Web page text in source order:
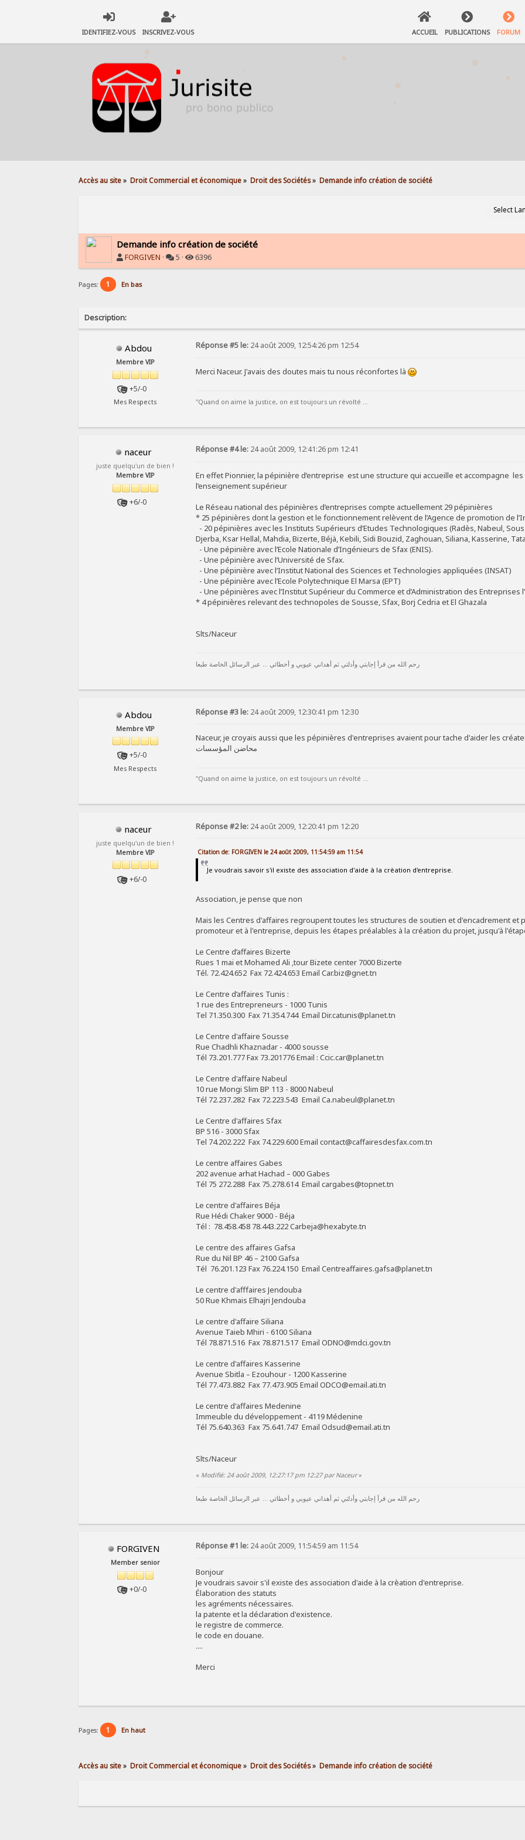
IDENTIFIEZ-VOUS INSCRIVEZ-VOUS ACCUEIL PUBLICATIONS FORUM
Accès au site» Droit Commercial et économique» Droit des Sociétés» Demande info création de société
Demande info création de société
FORGIVEN · 5 · 6396
Pages: 1 En bas
Description:
Abdou
Membre VIP
+5/-0
Mes Respects
Réponse #5 le: 24 août 2009, 12:54:26 pm 12:54
Merci Naceur. J'avais des doutes mais tu nous réconfortes là
"Quand on aime la justice, on est toujours un révolté ...
naceur
juste quelqu'un de bien !
Membre VIP
+6/-0
Réponse #4 le: 24 août 2009, 12:41:26 pm 12:41
En effet Pionnier, la pépinière d’entreprise est une structure qui accueille et accompagne
l’enseignement supérieur
Le Réseau national des pépinières d’entreprises compte actuellement 29 pépinières
* 25 pépinières dont la gestion et le fonctionnement relèvent de l’Agence de promotion de
- 20 pépinières avec les Instituts Supérieurs d’Etudes Technologiques (Radès, Nabeul,
Djerba, Ksar Hellal, Mahdia, Bizerte, Béjà, Kebili, Sidi Bouzid, Zaghouan, Siliana, Kasserine,
- Une pépinière avec l’Ecole Nationale d’Ingénieurs de Sfax (ENIS).
- Une pépinière avec l’Université de Sfax.
- Une pépinière avec l’Institut National des Sciences et Technologies appliquées (INSAT)
- Une pépinière avec l’Ecole Polytechnique El Marsa (EPT)
- Une pépinières avec l’Institut Supérieur du Commerce et d’Administration des Entreprises
* 4 pépinières relevant des technopoles de Sousse, Sfax, Borj Cedria et El Ghazala
Slts/Naceur
رحم الله من قرأ إجابتي وأدلتي ثم أهداني عيوبي و أخطائي ... عبر الرسائل الخاصة طبعا
Abdou
Membre VIP
+5/-0
Mes Respects
Réponse #3 le: 24 août 2009, 12:30:41 pm 12:30
Naceur, je croyais aussi que les pépinières d'entreprises avaient pour tache d'aider les
محاضن المؤسسات
"Quand on aime la justice, on est toujours un révolté ...
naceur
juste quelqu'un de bien !
Membre VIP
+6/-0
Réponse #2 le: 24 août 2009, 12:20:41 pm 12:20
Citation de: FORGIVEN le 24 août 2009, 11:54:59 am 11:54
Je voudrais savoir s'il existe des association d'aide à la crèation d'entreprise.
Association, je pense que non
Mais les Centres d'affaires regroupent toutes les structures de soutien et d'encadrement
promoteur et à l'entreprise, depuis les étapes préalables à la création du projet, jusqu'à
Le Centre d’affaires Bizerte
Rues 1 mai et Mohamed Ali ,tour Bizete center 7000 Bizerte
Tél. 72.424.652 Fax 72.424.653 Email Car.biz@gnet.tn
Le Centre d’affaires Tunis :
1 rue des Entrepreneurs - 1000 Tunis
Tel 71.350.300 Fax 71.354.744 Email Dir.catunis@planet.tn
Le Centre d'affaire Sousse
Rue Chadhli Khaznadar - 4000 sousse
Tél 73.201.777 Fax 73.201776 Email : Ccic.car@planet.tn
Le Centre d'affaire Nabeul
10 rue Mongi Slim BP 113 - 8000 Nabeul
Tél 72.237.282 Fax 72.223.543 Email Ca.nabeul@planet.tn
Le Centre d'affaires Sfax
BP 516 - 3000 Sfax
Tel 74.202.222 Fax 74.229.600 Email contact@caffairesdesfax.com.tn
Le centre affaires Gabes
202 avenue arhat Hachad – 000 Gabes
Tél 75 272.288 Fax 75.278.614 Email cargabes@topnet.tn
Le centre d'affaires Béja
Rue Hédi Chaker 9000 - Béja
Tél : 78.458.458 78.443.222 Carbeja@hexabyte.tn
Le centre des affaires Gafsa
Rue du Nil BP 46 – 2100 Gafsa
Tél 76.201.123 Fax 76.224.150 Email Centreaffaires.gafsa@planet.tn
Le centre d'afffaires Jendouba
50 Rue Khmais Elhajri Jendouba
Le centre d'affaire Siliana
Avenue Taieb Mhiri - 6100 Siliana
Tél 78.871.516 Fax 78.871.517 Email ODNO@mdci.gov.tn
Le centre d'affaires Kasserine
Avenue Sbitla – Ezouhour - 1200 Kasserine
Tél 77.473.882 Fax 77.473.905 Email ODCO@email.ati.tn
Le centre d'affaires Medenine
Immeuble du développement - 4119 Médenine
Tél 75.640.363 Fax 75.641.747 Email Odsud@email.ati.tn
Slts/Naceur
« Modifié: 24 août 2009, 12:27:17 pm 12:27 par Naceur»
رحم الله من قرأ إجابتي وأدلتي ثم أهداني عيوبي و أخطائي ... عبر الرسائل الخاصة طبعا
FORGIVEN
Member senior
+0/-0
Réponse #1 le: 24 août 2009, 11:54:59 am 11:54
Bonjour
Je voudrais savoir s'il existe des association d'aide à la crèation d'entreprise.
Élaboration des statuts
les agréments nécessaires.
la patente et la déclaration d'existence.
le registre de commerce.
le code en douane.
....
Merci
Pages: 1 En haut
Accès au site» Droit Commercial et économique» Droit des Sociétés» Demande info création de société